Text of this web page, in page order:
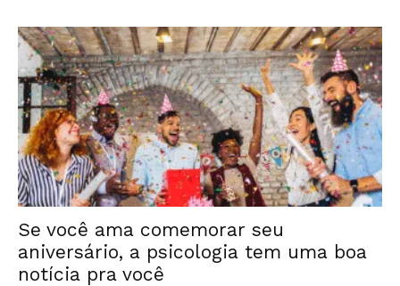
Se você ama comemorar seu
aniversário, a psicologia tem uma boa
notícia pra você